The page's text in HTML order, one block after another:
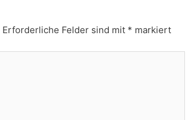
Erforderliche Felder sind mit * markiert